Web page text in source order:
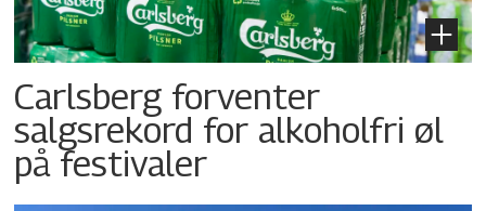
Carlsberg forventer
salgsrekord for alkoholfri øl
på festivaler